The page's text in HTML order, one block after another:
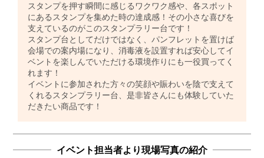
スタンプを押す瞬間に感じるワクワク感や、各スポット
にあるスタンプを集めた時の達成感！その小さな喜びを
支えているのがこのスタンプラリー台です！
スタンプ台としてだけではなく、パンフレットを置けば
会場での案内場になり、消毒液を設置すれば安心してイ
ベントを楽しんでいただける環境作りにも一役買ってく
れます！
イベントに参加された方々の笑顔や賑わいを陰で支えて
くれるスタンプラリー台、是非皆さんにも体験していた
だきたい商品です！
イベント担当者より現場写真の紹介